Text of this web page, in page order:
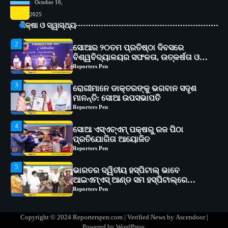
October 16,
2025
ଶିକ୍ଷା ଓ ସ୍ୱାସ୍ଥ୍ୟ
2
ଅଗ୍ରଗତିର ସ୍ମୃତିଚାରଣ
Reporters Pen
3
ରୋଗୀମାନେ ଡାକ୍ତରଙ୍କୁ ଭଗବାନ ସଦୃଶ
ମାନନ୍ତି: ସୋଆ ଉପସଭାପତି
Reporters Pen
4
ସୋଆ ଏସ୍‌ଏଚ୍‌ଏମ୍ ପକ୍ଷରୁ ରଜ ପିଠା
ପ୍ରତିଯୋଗିତା ଆୟୋଜିତ
Reporters Pen
5
ଭାରତର ଦ୍ୱିତୀୟ ହସ୍ପିଟାଲ୍ ଭାବେ
ଆଇଏମ୍‌ଏସ୍ ଆଣ୍ଡ ସମ ହସ୍ପିଟାଲ୍‌ରେ
ଅତ୍ୟାଧୁନିକ ଡିଜିସ୍କାନର ସ୍ଥାପନ
Reporters Pen
1
ସୋଆ ପକ୍ଷରୁ ରାୱେ କାର୍ଯ୍ୟକ୍ରମ ଅଧୀନରେ
୧୧ଟି ଗ୍ରାମରେ ୧୬ଟି କୃଷକ ପ୍ରଶିକ୍ଷଣ
କାର୍ଯ୍ୟକ୍ରମ ଆୟୋଜିତ
Reporters Pen
ବିଶ୍ୱବିଦ୍ୟାଳୟର ସଫଳତା, ଉତ୍କର୍ଷତା ଓ
Copyright © 2024 Reporterspen.com | Verified News by Ascendoor|